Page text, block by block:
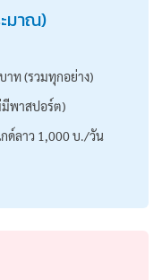
มาณ)
าท (รวมทุกอย่าง)
มีพาสปอร์ต)
ด์ลาว 1,000 บ./วัน